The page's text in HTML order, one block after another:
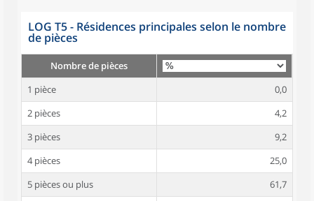
LOG T5 - Résidences principales selon le nombre
de pièces
Nombre de pièces
1 pièce
0,0
2 pièces
4,2
3 pièces
9,2
4 pièces
25,0
5 pièces ou plus
61,7